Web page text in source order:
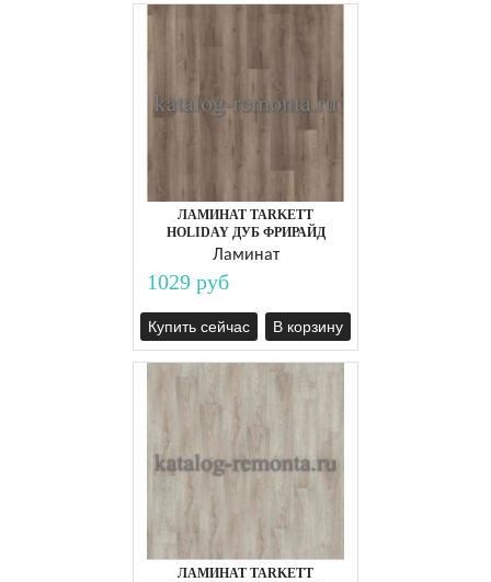
ЛАМИНАТ TARKETT
HOLIDAY ДУБ ФРИРАЙД
Ламинат
1029 руб
Купить сейчас В корзину
ЛАМИНАТ TARKETT